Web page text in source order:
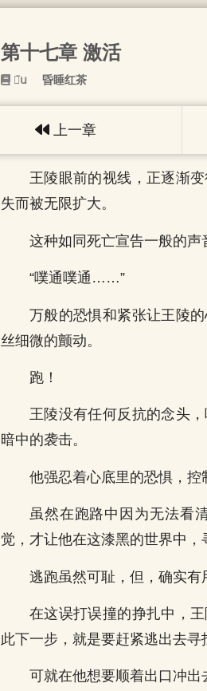
第十七章 激活
񷶥֮ս 昏睡红茶
上一章
王陵眼前的视线，正逐渐
失而被无限扩大。
这种如同死亡宣告一般的声
“噗通噗通……”
万般的恐惧和紧张让王陵
丝细微的颤动。
跑！
王陵没有任何反抗的念头
暗中的袭击。
他强忍着心底里的恐惧，控
虽然在跑路中因为无法看
觉，才让他在这漆黑的世界中，
逃跑虽然可耻，但，确实有
在这误打误撞的挣扎中，
此下一步，就是要赶紧逃出去寻
可就在他想要顺着出口冲出